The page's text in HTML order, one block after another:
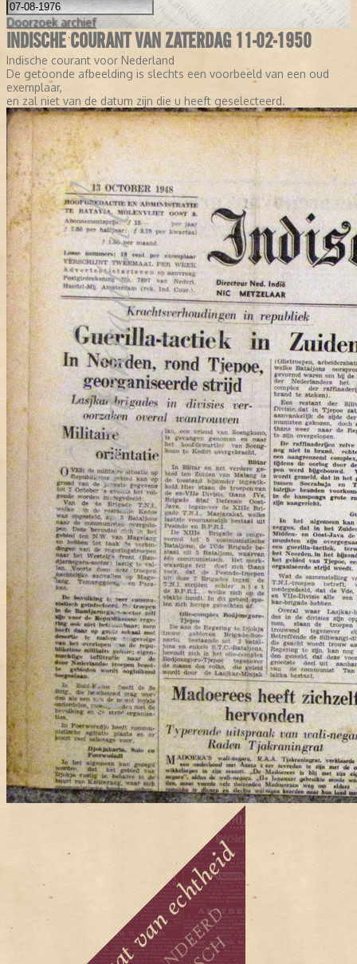
Doorzoek archief
INDISCHE COURANT VAN ZATERDAG 11-02-1950
Indische courant voor Nederland
De getoonde afbeelding is slechts een voorbeeld van een oud
exemplaar,
en zal niet van de datum zijn die u heeft geselecteerd.